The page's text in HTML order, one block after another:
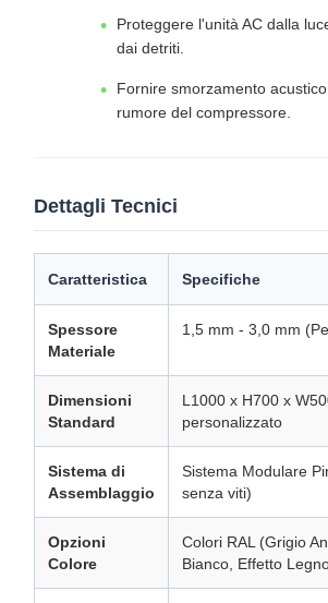
Proteggere l'unità AC dalla
dai detriti.
Fornire smorzamento
rumore del compressore.
Dettagli Tecnici
Caratteristica Specifiche
Spessore
Materiale
1,5 mm - 3,0 mm
Dimensioni
Standard
L1000 x H700 x
personalizzato
Sistema di
Assemblaggio
Sistema Modulare
senza viti)
Opzioni
Colore
Colori RAL (Grigio
Bianco, Effetto